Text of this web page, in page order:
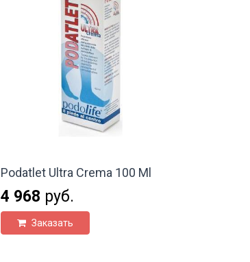
Podatlet Ultra Crema 100 Ml
4 968 руб.
Заказать